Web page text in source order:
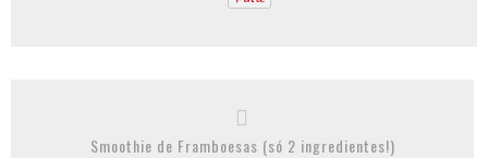
Smoothie de Framboesas (só 2 ingredientes!)